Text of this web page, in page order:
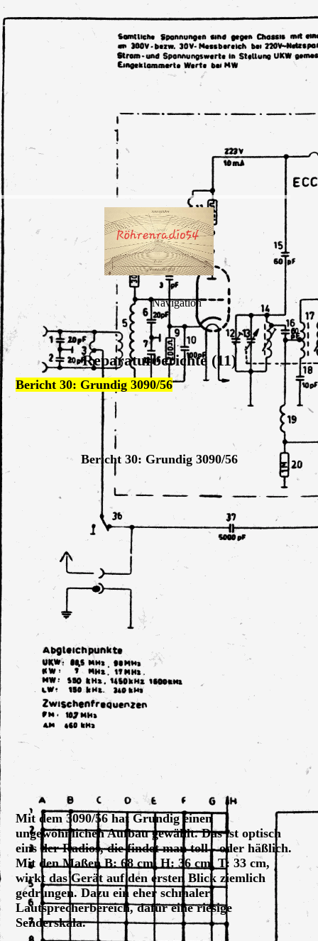
Navigation
Reparaturberichte (11)
Bericht 30: Grundig 3090/56
Bericht 30: Grundig 3090/56
Grundig 3090_56
Mit dem 3090/56 hat Grundig einen
ungewöhnlichen Aufbau gewählt. Das ist optisch
eins der Radios, die findet man toll - oder häßlich.
Mit den Maßen B: 68 cm, H: 36 cm, T: 33 cm,
wirkt das Gerät auf den ersten Blick ziemlich
gedrungen. Dazu ein eher schmaler
Lautsprecherbereich, dafür eine riesige
Senderskala.